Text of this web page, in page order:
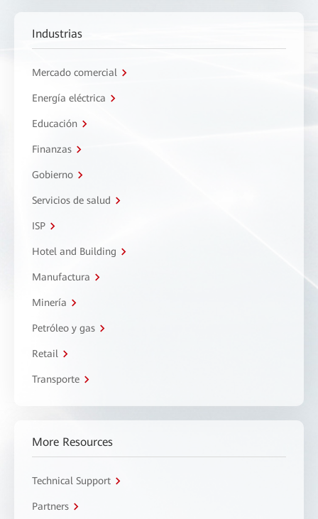
Industrias
Mercado comercial
Energía eléctrica
Educación
Finanzas
Gobierno
Servicios de salud
ISP
Hotel and Building
Manufactura
Minería
Petróleo y gas
Retail
Transporte
More Resources
Technical Support
Partners